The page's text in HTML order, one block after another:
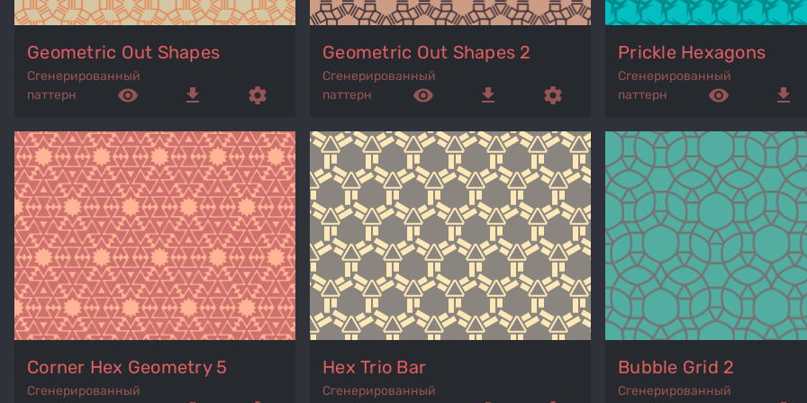
Geometric Out Shapes
Сгенерированный
паттерн
remove_red_eye get_app settings
Geometric Out Shapes 2
Сгенерированный
паттерн
remove_red_eye get_app settings
Prickle Hexagons
Сгенерированный
паттерн
remove_red_eye get_app
Corner Hex Geometry 5
Сгенерированный
Hex Trio Bar
Сгенерированный
Bubble Grid 2
Сгенерированный